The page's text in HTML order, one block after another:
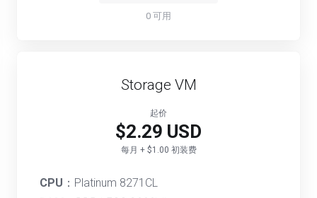
0 可用
Storage VM
起价
$2.29 USD
每月 + $1.00 初装费
CPU ：Platinum 8271CL